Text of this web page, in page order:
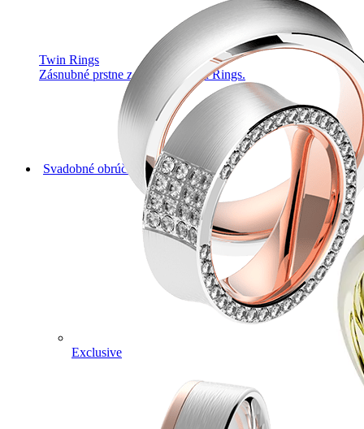
Twin Rings
Zásnubné prstne z kolekcie Twin Rings.
Svadobné obrúčky
Exclusive